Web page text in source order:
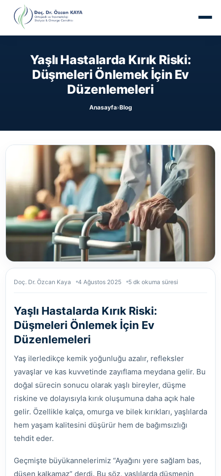
Yaşlı Hastalarda Kırık Riski:
Düşmeleri Önlemek İçin Ev
Düzenlemeleri
Anasayfa›Blog
Doç. Dr. Özcan Kaya 4 Ağustos 2025 5 dk okuma süresi
Yaşlı Hastalarda Kırık Riski:
Düşmeleri Önlemek İçin Ev
Düzenlemeleri
Yaş ilerledikçe kemik yoğunluğu azalır, refleksler
yavaşlar ve kas kuvvetinde zayıflama meydana gelir. Bu
doğal sürecin sonucu olarak yaşlı bireyler, düşme
riskine ve dolayısıyla kırık oluşumuna daha açık hale
gelir. Özellikle kalça, omurga ve bilek kırıkları, yaşlılarda
hem yaşam kalitesini düşürür hem de bağımsızlığı
tehdit eder.
Geçmişte büyükannelerimiz “Ayağını yere sağlam bas,
düşen kalkamaz” derdi. Bu söz, yaşlılarda düşmenin